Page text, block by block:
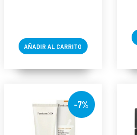
AÑADIR AL CARRITO
-7%